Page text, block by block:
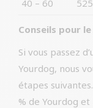
40 – 60
Conseils pour
Si vous passez
Yourdog, nous
étapes
% de Yourdog